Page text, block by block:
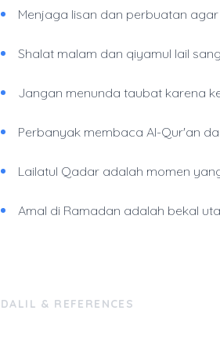
Menjaga lisan dan perbuatan
Shalat malam dan qiyamul lail
Jangan menunda taubat karena
Perbanyak membaca Al-Qur'an
Lailatul Qadar adalah momen
Amal di Ramadan adalah bekal
DALIL & REFERENCES